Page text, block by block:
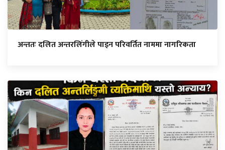
अन्ततः दलित अन्तरलिंगीले पाइन परिवर्तित नाममा नागरिकता